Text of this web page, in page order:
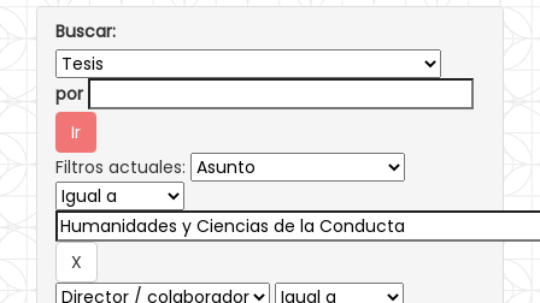
Buscar:
por
Filtros actuales: